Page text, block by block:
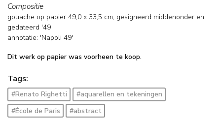
Compositie
gouache op papier 49,0 x 33,5 cm, gesigneerd middenonder en
gedateerd '49
annotatie: 'Napoli 49'
Dit werk op papier was voorheen te koop.
Tags:
#Renato Righetti
#aquarellen en tekeningen
#École de Paris
#abstract